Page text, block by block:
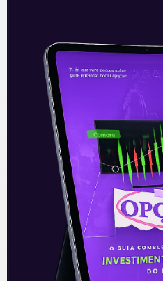
As vantagens
(ou porque
documento)
Nesta coluna,
vantagens
utilizando o conceito
castelo), que na
metáfora…